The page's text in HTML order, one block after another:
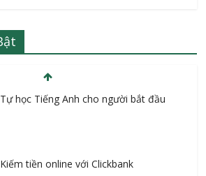
Tự học Tiếng Anh cho người bắt đầu
Kiếm tiền online với Clickbank